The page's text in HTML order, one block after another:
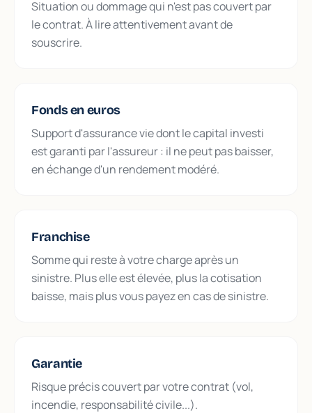
Situation ou dommage qui n'est pas couvert par
le contrat. À lire attentivement avant de
souscrire.
Fonds en euros
Support d'assurance vie dont le capital investi
est garanti par l'assureur : il ne peut pas baisser,
en échange d'un rendement modéré.
Franchise
Somme qui reste à votre charge après un
sinistre. Plus elle est élevée, plus la cotisation
baisse, mais plus vous payez en cas de sinistre.
Garantie
Risque précis couvert par votre contrat (vol,
incendie, responsabilité civile...).